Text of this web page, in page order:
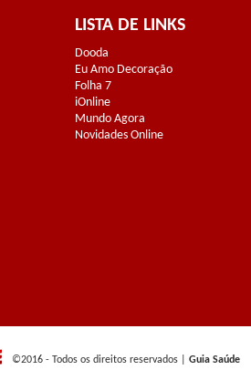
LISTA DE LINKS
Dooda
Eu Amo Decoração
Folha 7
iOnline
Mundo Agora
Novidades Online
©2016 - Todos os direitos reservados | Guia Saúde